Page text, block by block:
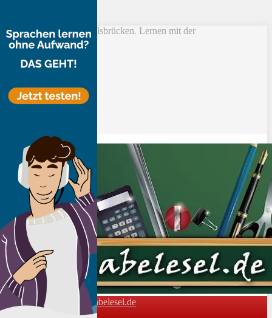
Vokabel Lernen mit Eselsbrücken. Lernen mit der
Schlüsselwortmethode
Bestseller
T-Shirts
Blog
Toggle navigation Vokabelesel.de